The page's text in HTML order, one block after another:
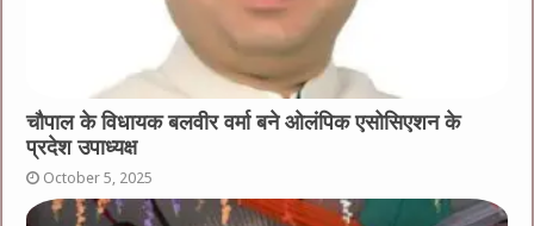
चौपाल के विधायक बलवीर वर्मा बने ओलंपिक एसोसिएशन के
प्रदेश उपाध्यक्ष
October 5, 2025